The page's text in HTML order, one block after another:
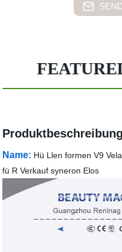
Produktbeschreibung
Name: Hü Llen formen V9
fü R Verkauf syneron Elos